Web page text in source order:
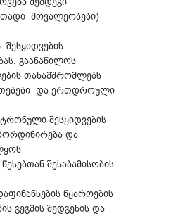
მოვალეობები)
გაანაწილოს
თანამშრომლებს
და ერთდროული
შესყიდვების
და
შესაბამისობის
წყაროების
გეგმის შედგენის და